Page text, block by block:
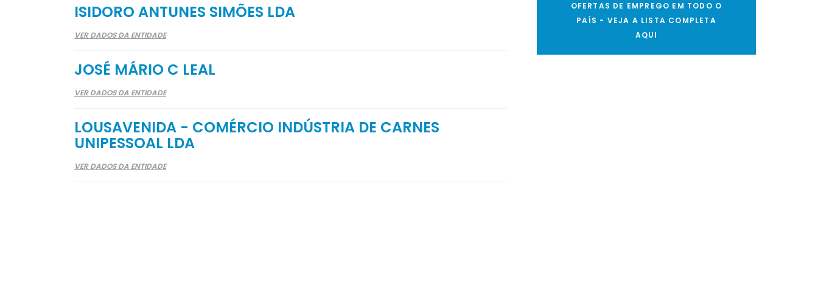
ISIDORO ANTUNES SIMÕES LDA
VER DADOS DA ENTIDADE
JOSÉ MÁRIO C LEAL
VER DADOS DA ENTIDADE
LOUSAVENIDA - COMÉRCIO INDÚSTRIA DE CARNES
UNIPESSOAL LDA
VER DADOS DA ENTIDADE
OFERTAS DE EMPREGO EM TODO O
PAÍS - VEJA A LISTA COMPLETA
AQUI